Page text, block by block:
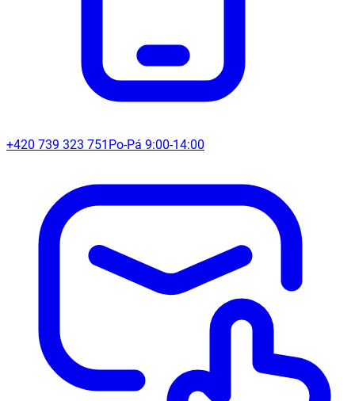
+420 739 323 751 Po-Pá 9:00-14:00